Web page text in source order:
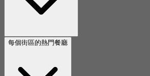
每個街區的熱門餐廳